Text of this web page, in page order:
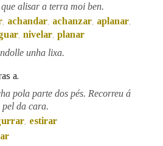
alisar a terra moi ben.
achandar achanzar aplanar
nivelar planar
unha lixa.
a.
pola parte dos pés. Recorreu á
da cara.
estirar